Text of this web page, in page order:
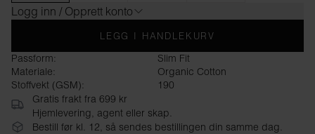
Logg inn / Opprett konto
LEGG I HANDLEKURV
Passform:
Slim Fit
Materiale:
Organic Cotton
Stoffvekt (GSM):
190
Gratis frakt fra 699 kr
Hjemlevering, agent eller skap.
Bestill før kl. 12, så sendes bestillingen din samme dag.